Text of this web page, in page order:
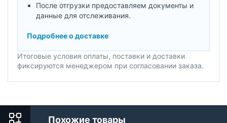
После отгрузки предоставляем документы и
данные для отслеживания.
Подробнее о доставке
Итоговые условия оплаты, поставки и доставки
фиксируются менеджером при согласовании заказа.
Похожие товары